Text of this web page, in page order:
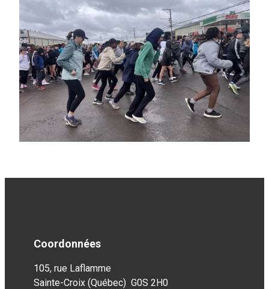
Coordonnées
105, rue Laflamme
Sainte-Croix (Québec) G0S 2H0